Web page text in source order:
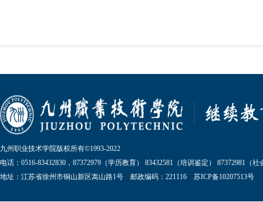
九州职业技术学院版权所有©1993-2022
电话：0516-83432830，87372979（学历教育） 83432581（培训鉴定） 87372981（社
地址：江苏省徐州市铜山新区嵩山路1号 邮政编码：221116 苏ICP备10207513号